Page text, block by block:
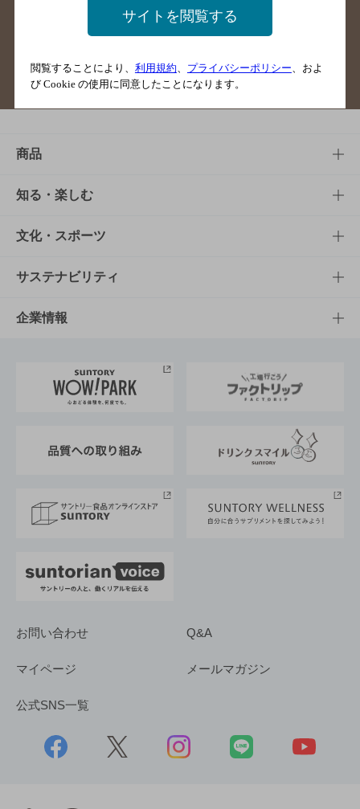
掲載店舗様ログイン
サイトマップ ご意見・ご感想
商品
商品TOP
商品一覧
商品発売情報
栄養成分一覧
知る・楽しむ
知る・楽しむTOP
キャンペーン
工場見学
地域情報
文化・スポーツ
文化・スポーツTOP
サントリーホール
サントリーサンバーズ大阪
サステナビリティ
サステナビリティTOP
サントリーが考えるサステナビリティ経営
企業情報
企業概要
採用情報
お問い合わせ Q&A
マイページ メールマガジン
公式SNS一覧
サイトを閲覧する
閲覧することにより、 利用規約 プライバシーポリシー 、およ
び Cookie の使用に同意したことになります。